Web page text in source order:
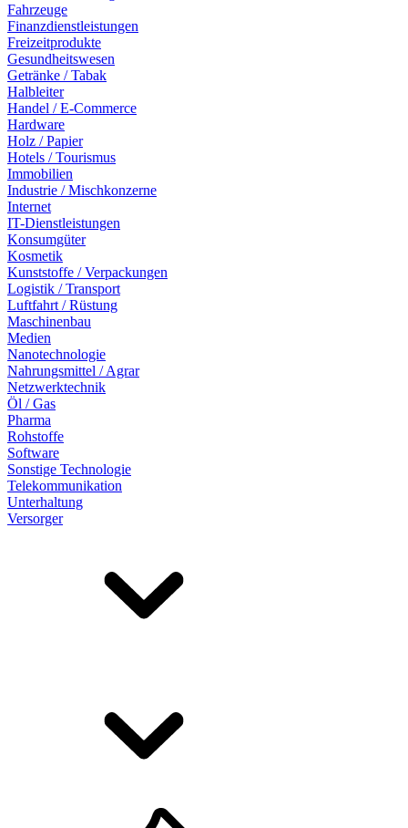
Fahrzeuge
Finanzdienstleistungen
Freizeitprodukte
Gesundheitswesen
Getränke / Tabak
Halbleiter
Handel / E-Commerce
Hardware
Holz / Papier
Hotels / Tourismus
Immobilien
Industrie / Mischkonzerne
Internet
IT-Dienstleistungen
Konsumgüter
Kosmetik
Kunststoffe / Verpackungen
Logistik / Transport
Luftfahrt / Rüstung
Maschinenbau
Medien
Nanotechnologie
Nahrungsmittel / Agrar
Netzwerktechnik
Öl / Gas
Pharma
Rohstoffe
Software
Sonstige Technologie
Telekommunikation
Unterhaltung
Versorger